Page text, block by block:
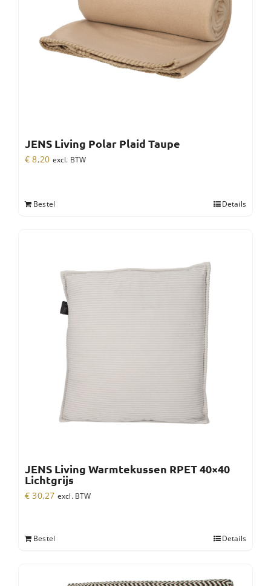
JENS Living Polar Plaid Taupe
€ 8,20 excl. BTW
Bestel Details
JENS Living Warmtekussen RPET 40×40
Lichtgrijs
€ 30,27 excl. BTW
Bestel Details